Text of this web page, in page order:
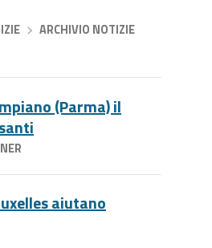
›
ARCHIVIO NOTIZIE
(Parma) il
aiutano